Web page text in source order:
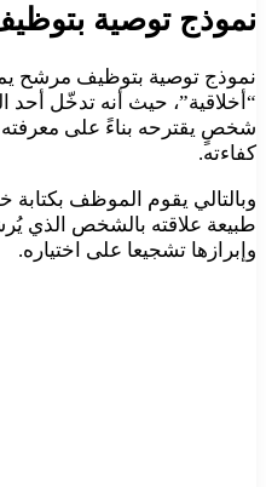
نموذج توصية
نموذج توصية بتوظيف مرشح
“أخلاقية”، حيث أنه تدخّل
شخصٍ يقترحه بناءً على معرفته
كفاءته.
وبالتالي يقوم الموظف بكتابة
طبيعة علاقته بالشخص الذي
وإبرازها تشجيعا على اختياره.